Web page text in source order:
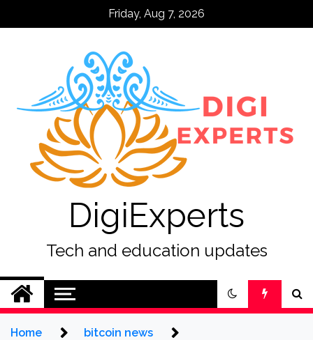
Friday, Aug 7, 2026
DigiExperts
Tech and education updates
Home bitcoin news